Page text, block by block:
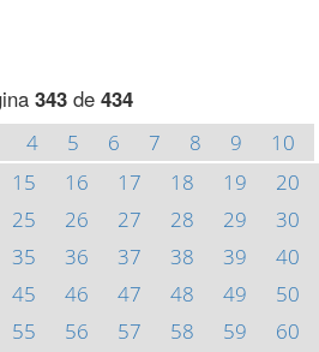
343de 434
4 5 6 7 8 9
10
15 16 17 18 19
20
25 26 27 28 29
30
35 36 37 38 39
40
45 46 47 48 49
50
55 56 57 58 59
60